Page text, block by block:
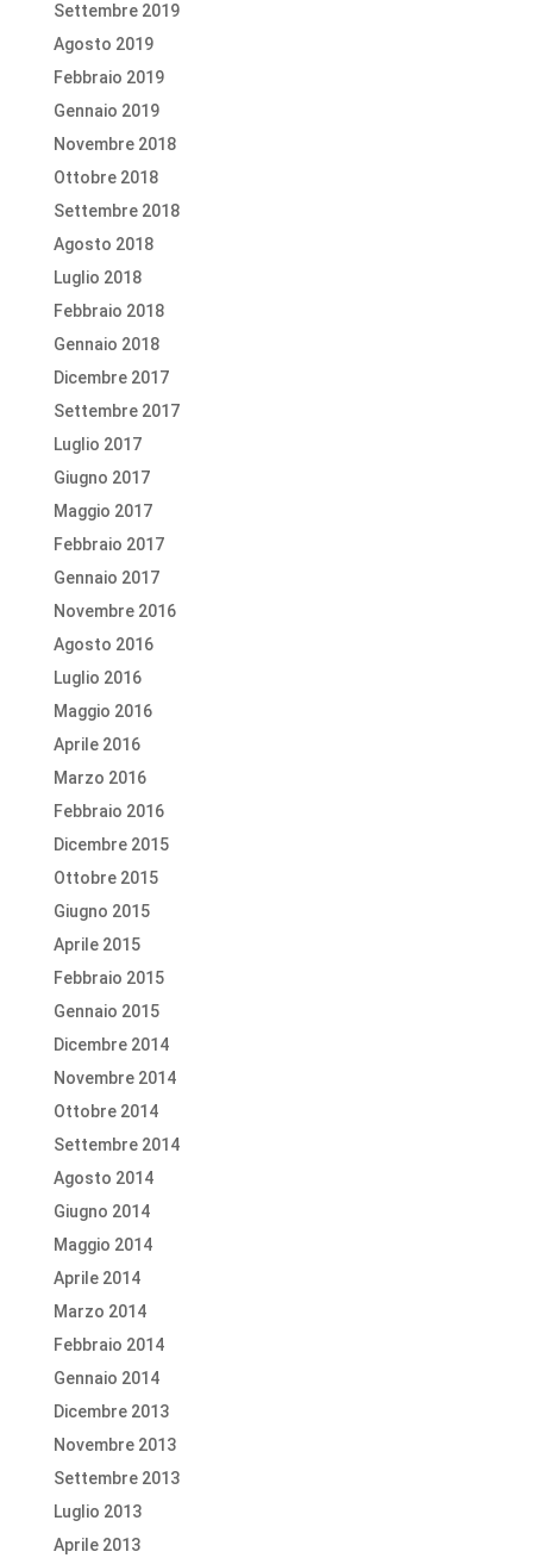
Settembre 2019
Agosto 2019
Febbraio 2019
Gennaio 2019
Novembre 2018
Ottobre 2018
Settembre 2018
Agosto 2018
Luglio 2018
Febbraio 2018
Gennaio 2018
Dicembre 2017
Settembre 2017
Luglio 2017
Giugno 2017
Maggio 2017
Febbraio 2017
Gennaio 2017
Novembre 2016
Agosto 2016
Luglio 2016
Maggio 2016
Aprile 2016
Marzo 2016
Febbraio 2016
Dicembre 2015
Ottobre 2015
Giugno 2015
Aprile 2015
Febbraio 2015
Gennaio 2015
Dicembre 2014
Novembre 2014
Ottobre 2014
Settembre 2014
Agosto 2014
Giugno 2014
Maggio 2014
Aprile 2014
Marzo 2014
Febbraio 2014
Gennaio 2014
Dicembre 2013
Novembre 2013
Settembre 2013
Luglio 2013
Aprile 2013